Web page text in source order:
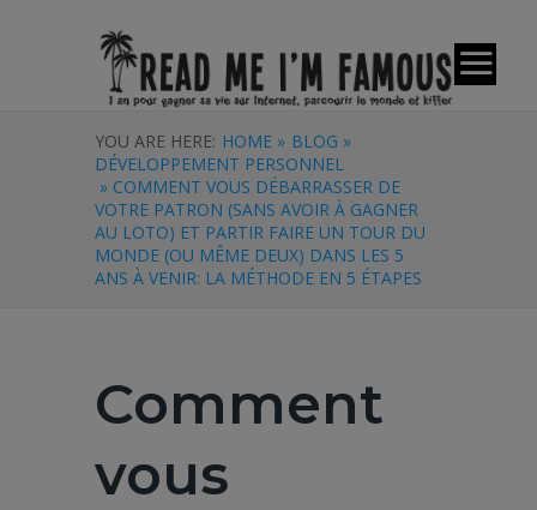
YOU ARE HERE: HOME » BLOG »
DÉVELOPPEMENT PERSONNEL
» COMMENT VOUS DÉBARRASSER DE
VOTRE PATRON (SANS AVOIR À GAGNER
AU LOTO) ET PARTIR FAIRE UN TOUR DU
MONDE (OU MÊME DEUX) DANS LES 5
ANS À VENIR: LA MÉTHODE EN 5 ÉTAPES
Comment
vous